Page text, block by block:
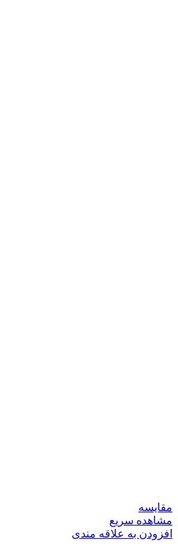
مقایسه
مشاهده سریع
افزودن به علاقه مندی